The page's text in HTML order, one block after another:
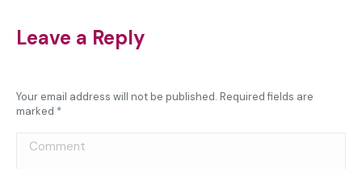
Leave a Reply
Your email address will not be published. Required fields are
marked *
Comment